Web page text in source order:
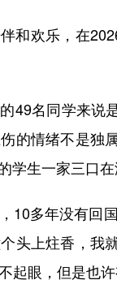
欢乐，在
名同学来说
的情绪不是独
学生一家三口
多年没有回国
头上炷香，我
起眼，但是也